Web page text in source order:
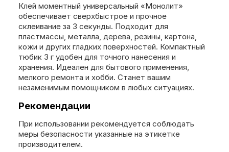
Клей моментный универсальный «Монолит»
обеспечивает сверхбыстрое и прочное
склеивание за 3 секунды. Подходит для
пластмассы, металла, дерева, резины, картона,
кожи и других гладких поверхностей. Компактный
тюбик 3 г удобен для точного нанесения и
хранения. Идеален для бытового применения,
мелкого ремонта и хобби. Станет вашим
незаменимым помощником в любых ситуациях.
Рекомендации
При использовании рекомендуется соблюдать
меры безопасности указанные на этикетке
производителем.